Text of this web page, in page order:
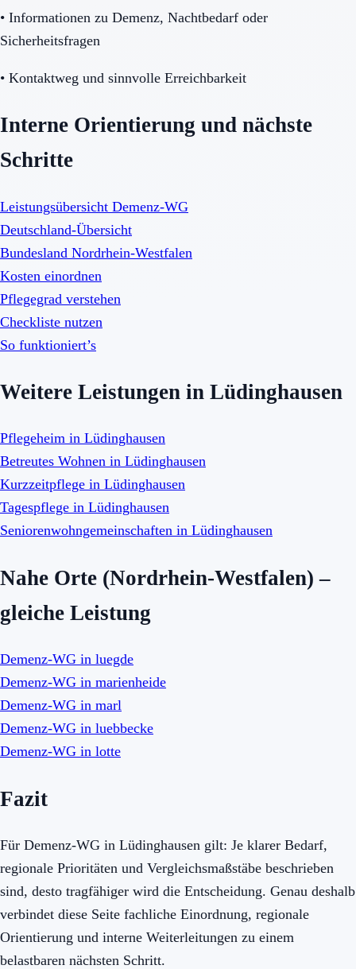
• Informationen zu Demenz, Nachtbedarf oder
Sicherheitsfragen
• Kontaktweg und sinnvolle Erreichbarkeit
Interne Orientierung und nächste
Schritte
Leistungsübersicht Demenz-WG
Deutschland-Übersicht
Bundesland Nordrhein-Westfalen
Kosten einordnen
Pflegegrad verstehen
Checkliste nutzen
So funktioniert’s
Weitere Leistungen in Lüdinghausen
Pflegeheim in Lüdinghausen
Betreutes Wohnen in Lüdinghausen
Kurzzeitpflege in Lüdinghausen
Tagespflege in Lüdinghausen
Seniorenwohngemeinschaften in Lüdinghausen
Nahe Orte (Nordrhein-Westfalen) –
gleiche Leistung
Demenz-WG in luegde
Demenz-WG in marienheide
Demenz-WG in marl
Demenz-WG in luebbecke
Demenz-WG in lotte
Fazit
Für Demenz-WG in Lüdinghausen gilt: Je klarer Bedarf,
regionale Prioritäten und Vergleichsmaßstäbe beschrieben
sind, desto tragfähiger wird die Entscheidung. Genau deshalb
verbindet diese Seite fachliche Einordnung, regionale
Orientierung und interne Weiterleitungen zu einem
belastbaren nächsten Schritt.